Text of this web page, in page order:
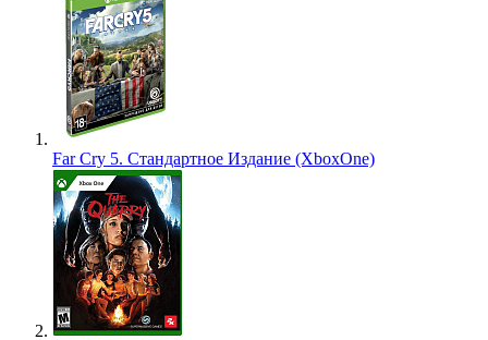
Far Cry 5. Стандартное Издание (XboxOne)